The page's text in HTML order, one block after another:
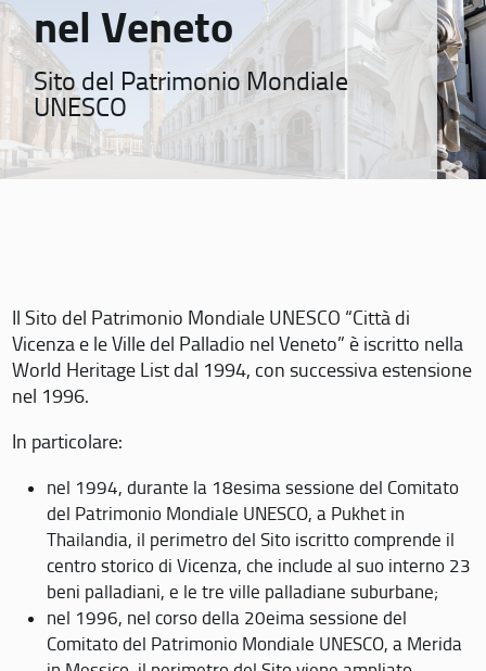
nel Veneto
Sito del Patrimonio Mondiale
UNESCO
Il Sito del Patrimonio Mondiale UNESCO “Città di
Vicenza e le Ville del Palladio nel Veneto” è iscritto nella
World Heritage List dal 1994, con successiva estensione
nel 1996.
In particolare:
nel 1994, durante la 18esima sessione del Comitato
del Patrimonio Mondiale UNESCO, a Pukhet in
Thailandia, il perimetro del Sito iscritto comprende il
centro storico di Vicenza, che include al suo interno 23
beni palladiani, e le tre ville palladiane suburbane;
nel 1996, nel corso della 20eima sessione del
Comitato del Patrimonio Mondiale UNESCO, a Merida